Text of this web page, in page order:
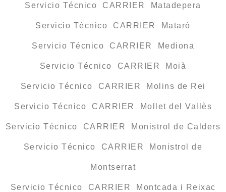
Servicio Técnico CARRIER Matadepera
Servicio Técnico CARRIER Mataró
Servicio Técnico CARRIER Mediona
Servicio Técnico CARRIER Moià
Servicio Técnico CARRIER Molins de Rei
Servicio Técnico CARRIER Mollet del Vallès
Servicio Técnico CARRIER Monistrol de Calders
Servicio Técnico CARRIER Monistrol de
Montserrat
Servicio Técnico CARRIER Montcada i Reixac